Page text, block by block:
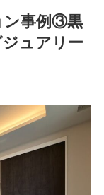
ン事例③黒
ュアリー